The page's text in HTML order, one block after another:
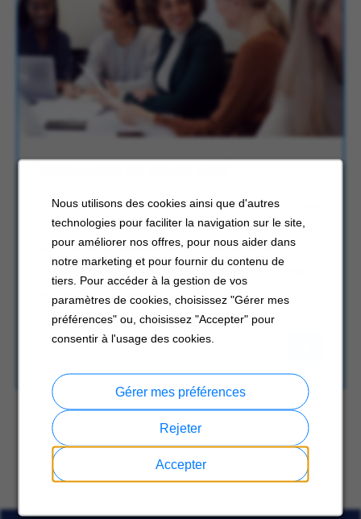
Nous utilisons des cookies ainsi que d'autres
technologies pour faciliter la navigation sur le site,
pour améliorer nos offres, pour nous aider dans
notre marketing et pour fournir du contenu de
tiers. Pour accéder à la gestion de vos
paramètres de cookies, choisissez "Gérer mes
préférences" ou, choisissez "Accepter" pour
consentir à l'usage des cookies.
Accepter
Rejeter
Gérer mes préférences
Inclusion et diversité
Carrier demeure fidèle à son objectif de créer
un environnement de travail réellement
inclusif et authentique, au sein duquel
chaque employé se sente pleinement intégré
au sein du groupe.